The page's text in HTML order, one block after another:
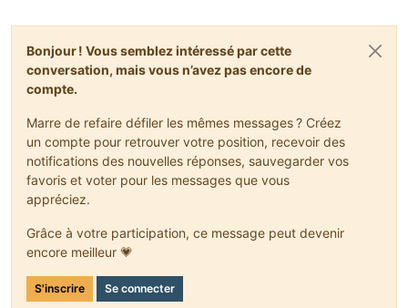
Bonjour ! Vous semblez intéressé par cette
conversation, mais vous n’avez pas encore de
compte.
Marre de refaire défiler les mêmes messages ? Créez
un compte pour retrouver votre position, recevoir des
notifications des nouvelles réponses, sauvegarder vos
favoris et voter pour les messages que vous
appréciez.
Grâce à votre participation, ce message peut devenir
encore meilleur 💗
S'inscrire Se connecter